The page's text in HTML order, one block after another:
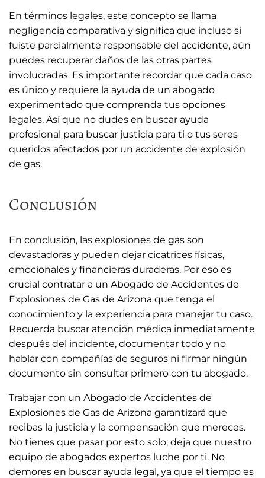
En términos legales, este concepto se llama
negligencia comparativa y significa que incluso si
fuiste parcialmente responsable del accidente, aún
puedes recuperar daños de las otras partes
involucradas. Es importante recordar que cada caso
es único y requiere la ayuda de un abogado
experimentado que comprenda tus opciones
legales. Así que no dudes en buscar ayuda
profesional para buscar justicia para ti o tus seres
queridos afectados por un accidente de explosión
de gas.
Conclusión
En conclusión, las explosiones de gas son
devastadoras y pueden dejar cicatrices físicas,
emocionales y financieras duraderas. Por eso es
crucial contratar a un Abogado de Accidentes de
Explosiones de Gas de Arizona que tenga el
conocimiento y la experiencia para manejar tu caso.
Recuerda buscar atención médica inmediatamente
después del incidente, documentar todo y no
hablar con compañías de seguros ni firmar ningún
documento sin consultar primero con tu abogado.
Trabajar con un Abogado de Accidentes de
Explosiones de Gas de Arizona garantizará que
recibas la justicia y la compensación que mereces.
No tienes que pasar por esto solo; deja que nuestro
equipo de abogados expertos luche por ti. No
demores en buscar ayuda legal, ya que el tiempo es